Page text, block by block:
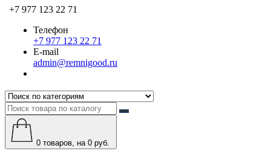
+7 977 123 22 71
Телефон
+7 977 123 22 71
E-mail
admin@remnigood.ru
0 товаров, на 0 руб.